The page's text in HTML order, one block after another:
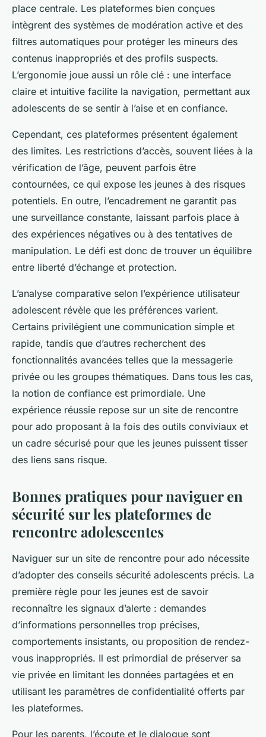
place centrale. Les plateformes bien conçues
intègrent des systèmes de modération active et des
filtres automatiques pour protéger les mineurs des
contenus inappropriés et des profils suspects.
L’ergonomie joue aussi un rôle clé : une interface
claire et intuitive facilite la navigation, permettant aux
adolescents de se sentir à l’aise et en confiance.
Cependant, ces plateformes présentent également
des limites. Les restrictions d’accès, souvent liées à la
vérification de l’âge, peuvent parfois être
contournées, ce qui expose les jeunes à des risques
potentiels. En outre, l’encadrement ne garantit pas
une surveillance constante, laissant parfois place à
des expériences négatives ou à des tentatives de
manipulation. Le défi est donc de trouver un équilibre
entre liberté d’échange et protection.
L’analyse comparative selon l’expérience utilisateur
adolescent révèle que les préférences varient.
Certains privilégient une communication simple et
rapide, tandis que d’autres recherchent des
fonctionnalités avancées telles que la messagerie
privée ou les groupes thématiques. Dans tous les cas,
la notion de confiance est primordiale. Une
expérience réussie repose sur un site de rencontre
pour ado proposant à la fois des outils conviviaux et
un cadre sécurisé pour que les jeunes puissent tisser
des liens sans risque.
Bonnes pratiques pour naviguer en
sécurité sur les plateformes de
rencontre adolescentes
Naviguer sur un site de rencontre pour ado nécessite
d’adopter des conseils sécurité adolescents précis. La
première règle pour les jeunes est de savoir
reconnaître les signaux d’alerte : demandes
d’informations personnelles trop précises,
comportements insistants, ou proposition de rendez-
vous inappropriés. Il est primordial de préserver sa
vie privée en limitant les données partagées et en
utilisant les paramètres de confidentialité offerts par
les plateformes.
Pour les parents, l’écoute et le dialogue sont